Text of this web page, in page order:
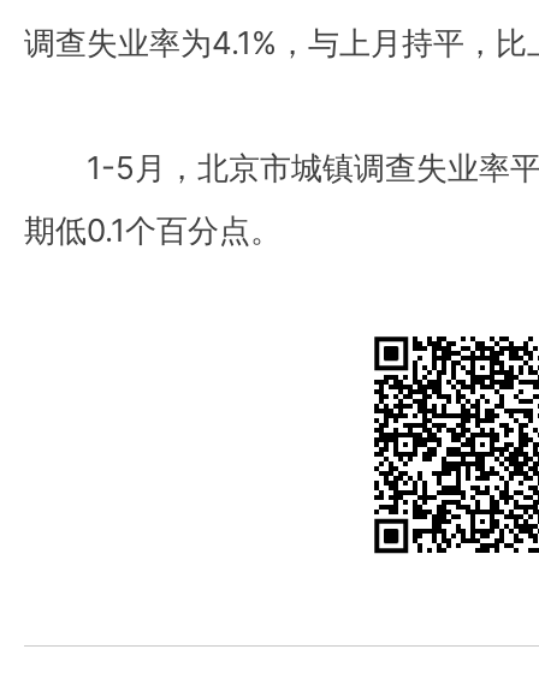
调查失业率为4.1%，与上月持平，
1-5月，北京市城镇调查失业率
期低0.1个百分点。